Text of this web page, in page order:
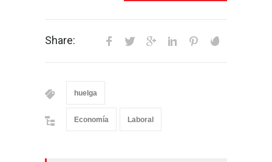
Share:
huelga
Economía Laboral